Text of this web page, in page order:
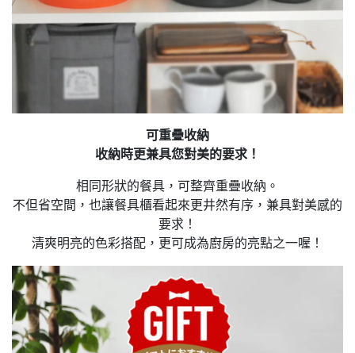
可重疊收納
收納時更兼具您對美的要求！
相同形狀的餐具，可整齊重疊收納。
不但省空間，也讓餐具櫃看起來更井然有序，兼具對美感的
要求！
清爽明亮的色彩搭配，更可成為廚房的亮點之一喔！